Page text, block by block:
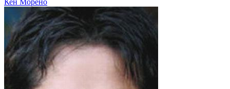
Кен Морено